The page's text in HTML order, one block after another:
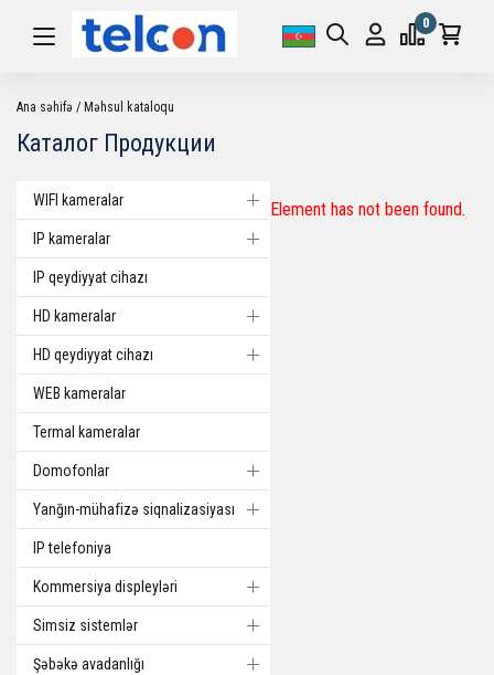
0
Ana səhifə Məhsul kataloqu
Каталог Продукции
WIFI kameralar
IP kameralar
IP qeydiyyat cihazı
HD kameralar
HD qeydiyyat cihazı
WEB kameralar
Termal kameralar
Domofonlar
Yanğın-mühafizə siqnalizasiyası
IP telefoniya
Kommersiya displeyləri
Simsiz sistemlər
Şəbəkə avadanlığı
Element has not been found.